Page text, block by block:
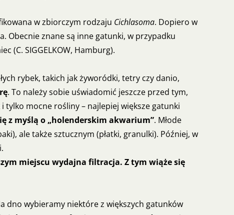
w zbiorczym rodzaju Cichlasoma. Dopiero w
Obecnie znane są inne gatunki, w przypadku
(C. SIGGELKOW, Hamburg).
rybek, takich jak żyworódki, tetry czy danio,
. To należy sobie uświadomić jeszcze przed tym,
tylko mocne rośliny – najlepiej większe gatunki
z myślą o „holenderskim akwarium”. Młode
ale także sztucznym (płatki, granulki). Później, w
miejscu wydajna filtracja. Z tym wiąże się
dno wybieramy niektóre z większych gatunków